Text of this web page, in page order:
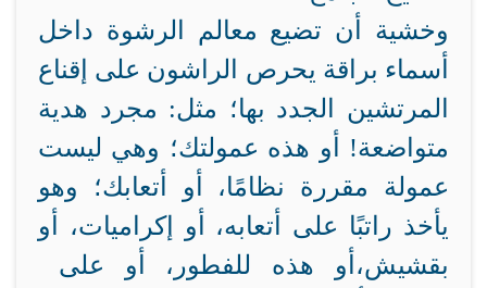
وخشية أن تضيع معالم الرشوة داخل
أسماء براقة يحرص الراشون على إقناع
المرتشين الجدد بها؛ مثل: مجرد هدية
متواضعة! أو هذه عمولتك؛ وهي ليست
عمولة مقررة نظامًا، أو أتعابك؛ وهو
يأخذ راتبًا على أتعابه، أو إكراميات، أو
بقشيش، أو هذه للفطور، أو على